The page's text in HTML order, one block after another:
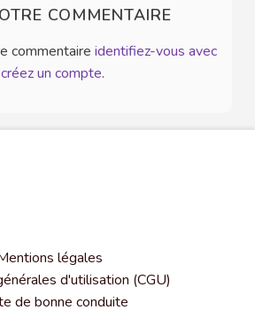
COMMENTAIRE
commentaire identifiez-vous avec
créez un compte.
légales
d'utilisation (CGU)
de bonne conduite